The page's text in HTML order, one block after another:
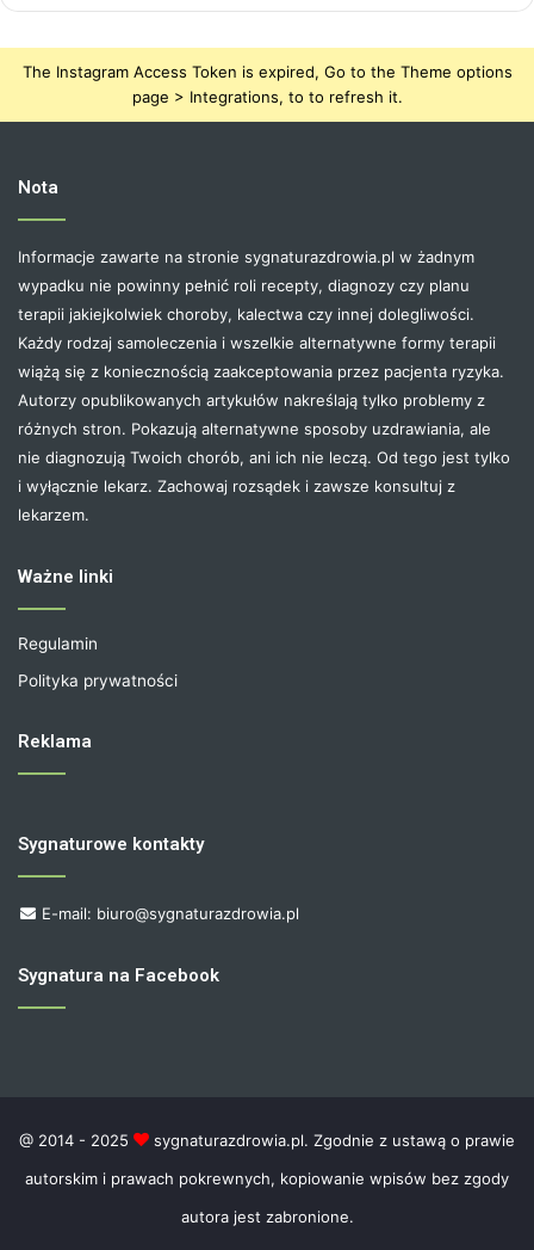
The Instagram Access Token is expired, Go to the Theme options
page > Integrations, to to refresh it.
Nota
Informacje zawarte na stronie sygnaturazdrowia.pl w żadnym
wypadku nie powinny pełnić roli recepty, diagnozy czy planu
terapii jakiejkolwiek choroby, kalectwa czy innej dolegliwości.
Każdy rodzaj samoleczenia i wszelkie alternatywne formy terapii
wiążą się z koniecznością zaakceptowania przez pacjenta ryzyka.
Autorzy opublikowanych artykułów nakreślają tylko problemy z
różnych stron. Pokazują alternatywne sposoby uzdrawiania, ale
nie diagnozują Twoich chorób, ani ich nie leczą. Od tego jest tylko
i wyłącznie lekarz. Zachowaj rozsądek i zawsze konsultuj z
lekarzem.
Ważne linki
Regulamin
Polityka prywatności
Reklama
Sygnaturowe kontakty
E-mail: biuro@sygnaturazdrowia.pl
Sygnatura na Facebook
@ 2014 - 2025
sygnaturazdrowia.pl. Zgodnie z ustawą o prawie
autorskim i prawach pokrewnych, kopiowanie wpisów bez zgody
autora jest zabronione.